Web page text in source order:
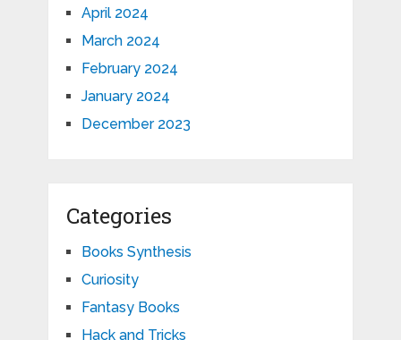
April 2024
March 2024
February 2024
January 2024
December 2023
Categories
Books Synthesis
Curiosity
Fantasy Books
Hack and Tricks